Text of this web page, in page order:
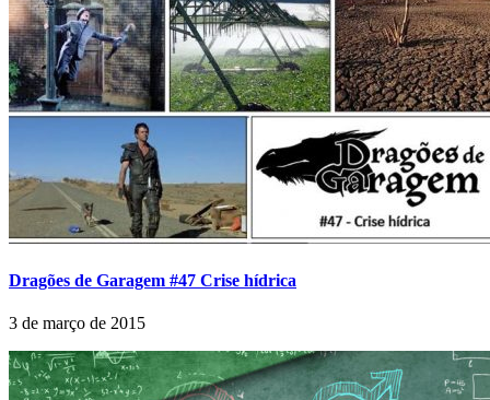
Dragões de Garagem #47 Crise hídrica
3 de março de 2015